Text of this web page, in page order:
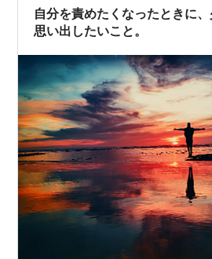
自分を責めたくなったときに
思い出したいこと。